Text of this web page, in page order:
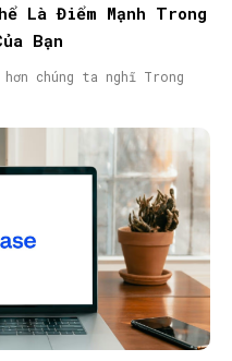
Là Điểm Mạnh Trong
Bạn
ta nghĩ Trong